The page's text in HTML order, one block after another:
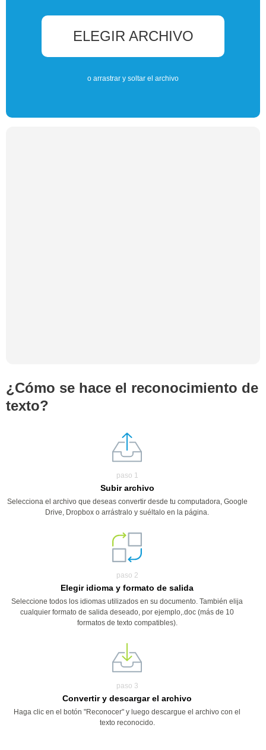
ELEGIR ARCHIVO
o arrastrar y soltar el archivo
¿Cómo se hace el reconocimiento de
texto?
paso 1
Subir archivo
Selecciona el archivo que deseas convertir desde tu computadora, Google
Drive, Dropbox o arrástralo y suéltalo en la página.
paso 2
Elegir idioma y formato de salida
Seleccione todos los idiomas utilizados en su documento. También elija
cualquier formato de salida deseado, por ejemplo,.doc (más de 10
formatos de texto compatibles).
paso 3
Convertir y descargar el archivo
Haga clic en el botón "Reconocer" y luego descargue el archivo con el
texto reconocido.